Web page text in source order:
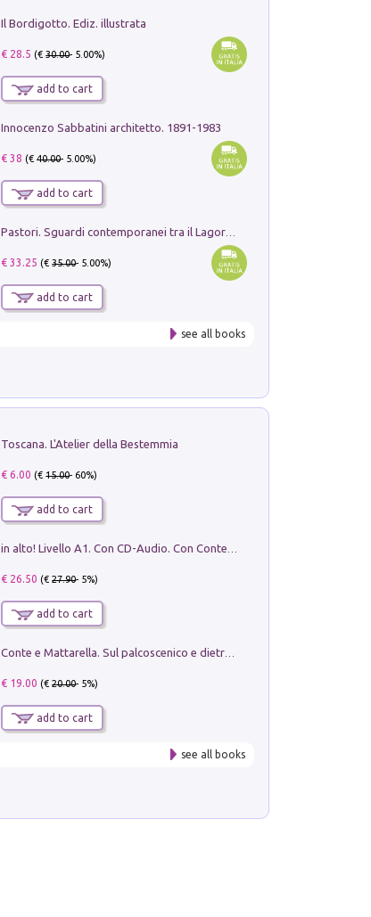
Il Bordigotto. Ediz. illustrata
€ 28.5 (€30.00- 5.00%)
add to cart
Innocenzo Sabbatini architetto. 1891-1983
€ 38 (€40.00- 5.00%)
add to cart
€ 33.25 (€35.00- 5.00%)
add to cart
see all books
Toscana. L'Atelier della Bestemmia
€ 6.00 (€15.00- 60%)
add to cart
€ 26.50 (€27.90- 5%)
add to cart
€ 19.00 (€20.00- 5%)
add to cart
see all books